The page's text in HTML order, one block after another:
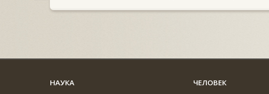
НАУКА ЧЕЛОВЕК